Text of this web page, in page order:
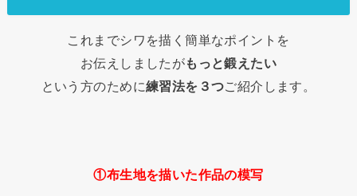
これまでシワを描く簡単なポイントを
お伝えしましたがもっと鍛えたい
という方のために練習法を３つご紹介します。
①布生地を描いた作品の模写